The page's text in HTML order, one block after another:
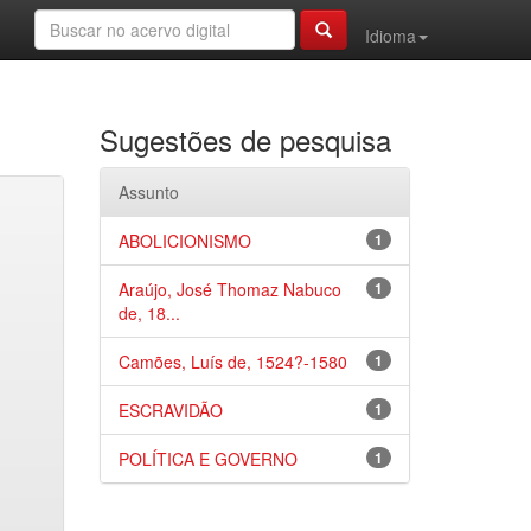
Idioma
Sugestões de pesquisa
Assunto
1
ABOLICIONISMO
1
Araújo, José Thomaz Nabuco
de, 18...
1
Camões, Luís de, 1524?-1580
1
ESCRAVIDÃO
1
POLÍTICA E GOVERNO